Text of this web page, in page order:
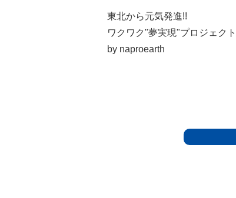
東北から元気発進!!
ワクワク"夢実現"プロジェクト
by naproearth